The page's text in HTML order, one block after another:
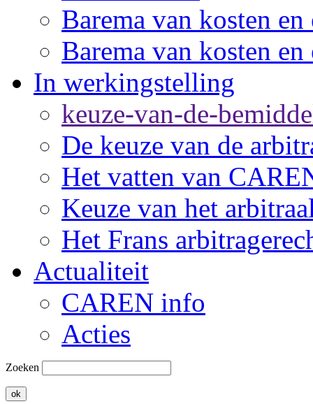
Barema van kosten
Barema van kosten
In werkingstelling
keuze-van-de-
De keuze van de
Het vatten van
Keuze van het
Het Frans
Actualiteit
CAREN info
Acties
Zoeken